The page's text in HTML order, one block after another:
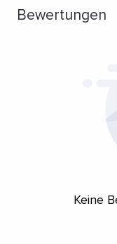
Bewertungen
Keine